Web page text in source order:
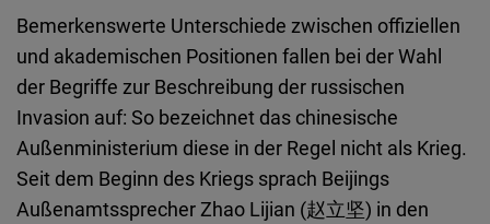
Bemerkenswerte Unterschiede zwischen offiziellen
und akademischen Positionen fallen bei der Wahl
der Begriffe zur Beschreibung der russischen
Invasion auf: So bezeichnet das chinesische
Außenministerium diese in der Regel nicht als Krieg.
Seit dem Beginn des Kriegs sprach Beijings
Außenamtssprecher Zhao Lijian (赵立坚) in den